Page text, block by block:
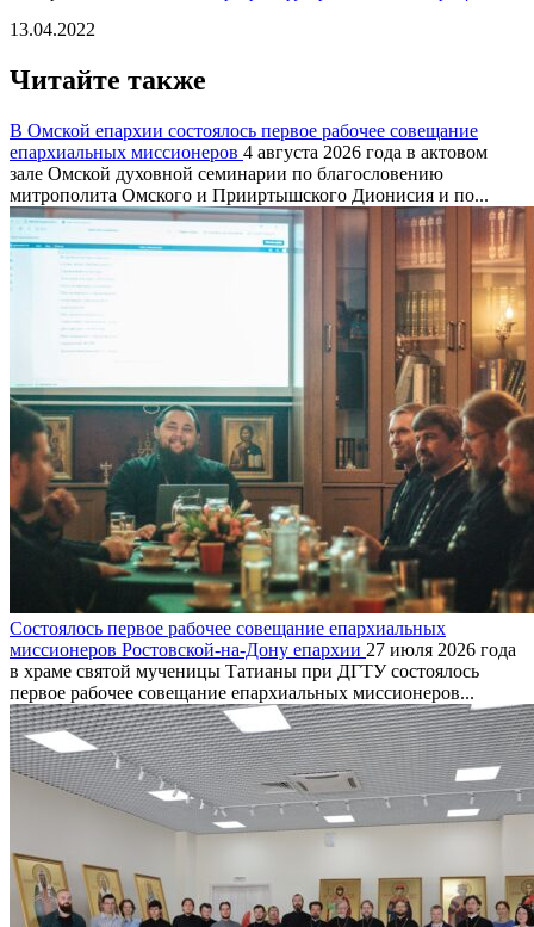
13.04.2022
Читайте также
В Омской епархии состоялось первое рабочее совещание
епархиальных миссионеров 4 августа 2026 года в актовом
зале Омской духовной семинарии по благословению
митрополита Омского и Прииртышского Дионисия и по...
Состоялось первое рабочее совещание епархиальных
миссионеров Ростовской-на-Дону епархии 27 июля 2026 года
в храме святой мученицы Татианы при ДГТУ состоялось
первое рабочее совещание епархиальных миссионеров...